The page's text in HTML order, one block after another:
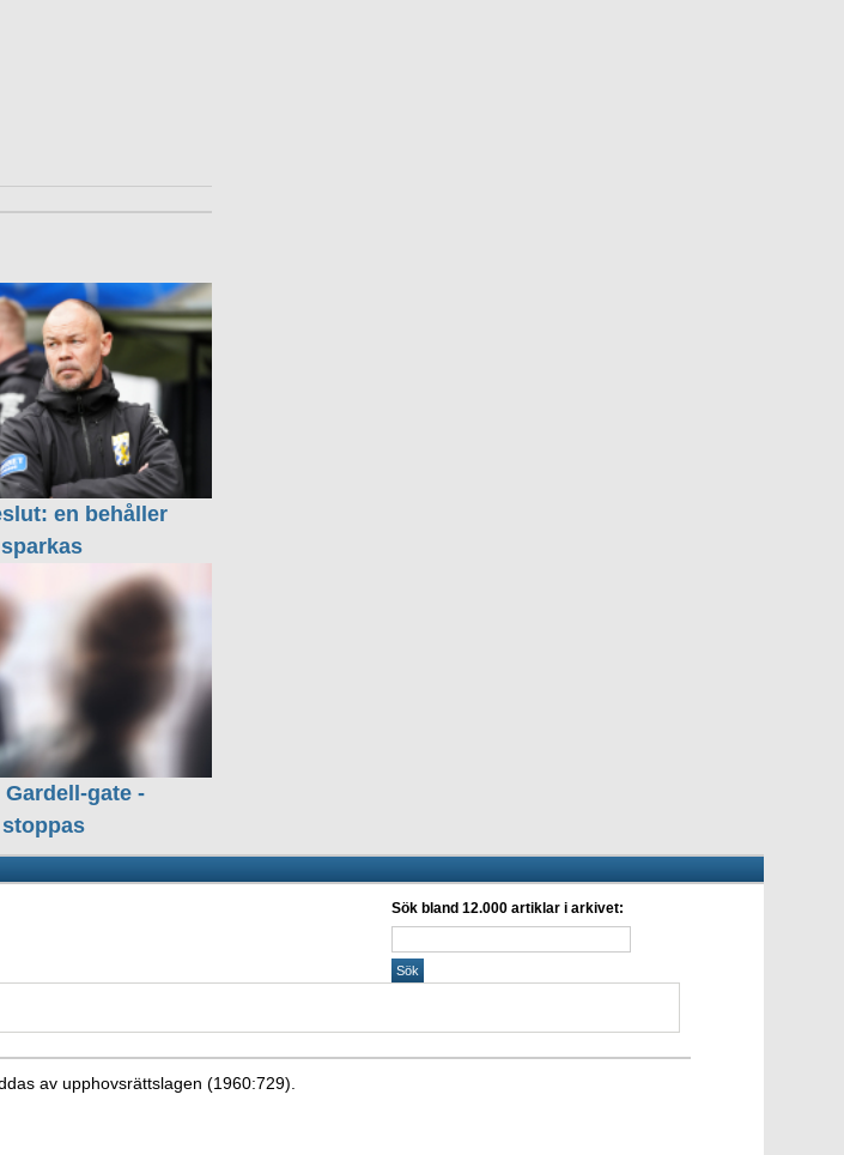
en behåller
gate -
stoppas
Sök bland 12.000 artiklar i arkivet:
av upphovsrättslagen (1960:729).